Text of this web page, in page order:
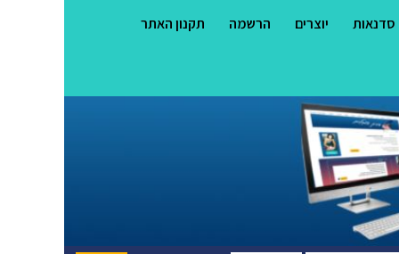
סדנאות יוצרים הרשמה תקנון האתר